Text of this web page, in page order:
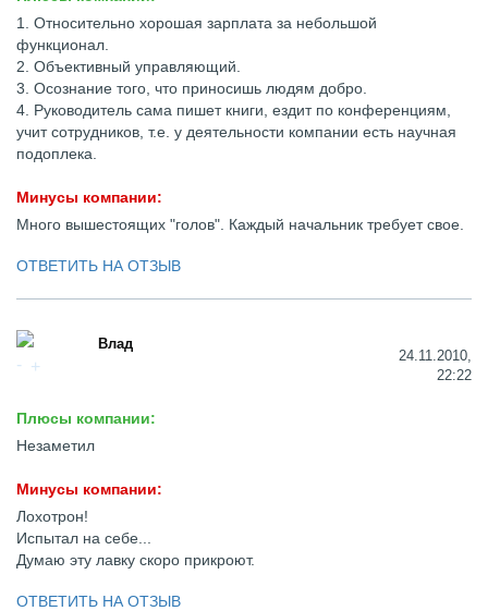
1. Относительно хорошая зарплата за небольшой
функционал.
2. Объективный управляющий.
3. Осознание того, что приносишь людям добро.
4. Руководитель сама пишет книги, ездит по конференциям,
учит сотрудников, т.е. у деятельности компании есть научная
подоплека.
Минусы компании:
Много вышестоящих "голов". Каждый начальник требует свое.
ОТВЕТИТЬ НА ОТЗЫВ
Влад
24.11.2010,
22:22
Плюсы компании:
Незаметил
Минусы компании:
Лохотрон!
Испытал на себе...
Думаю эту лавку скоро прикроют.
ОТВЕТИТЬ НА ОТЗЫВ